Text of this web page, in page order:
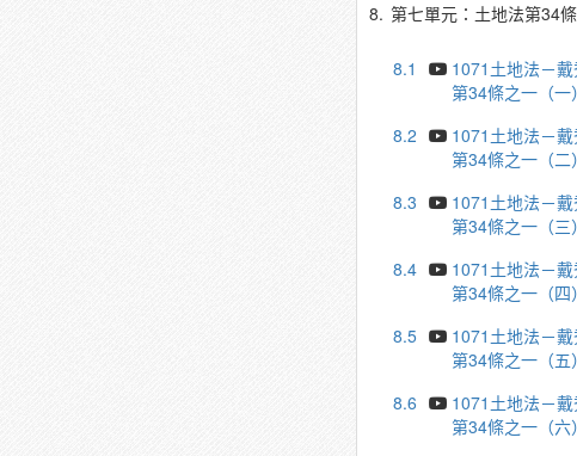
8. 第七單元：土地法第34
8.1
1071土地法－
第34條之一（一）
8.2
1071土地法－
第34條之一（二）
8.3
1071土地法－
第34條之一（三）
8.4
1071土地法－
第34條之一（
8.5
1071土地法－
第34條之一（
8.6
1071土地法－
第34條之一（